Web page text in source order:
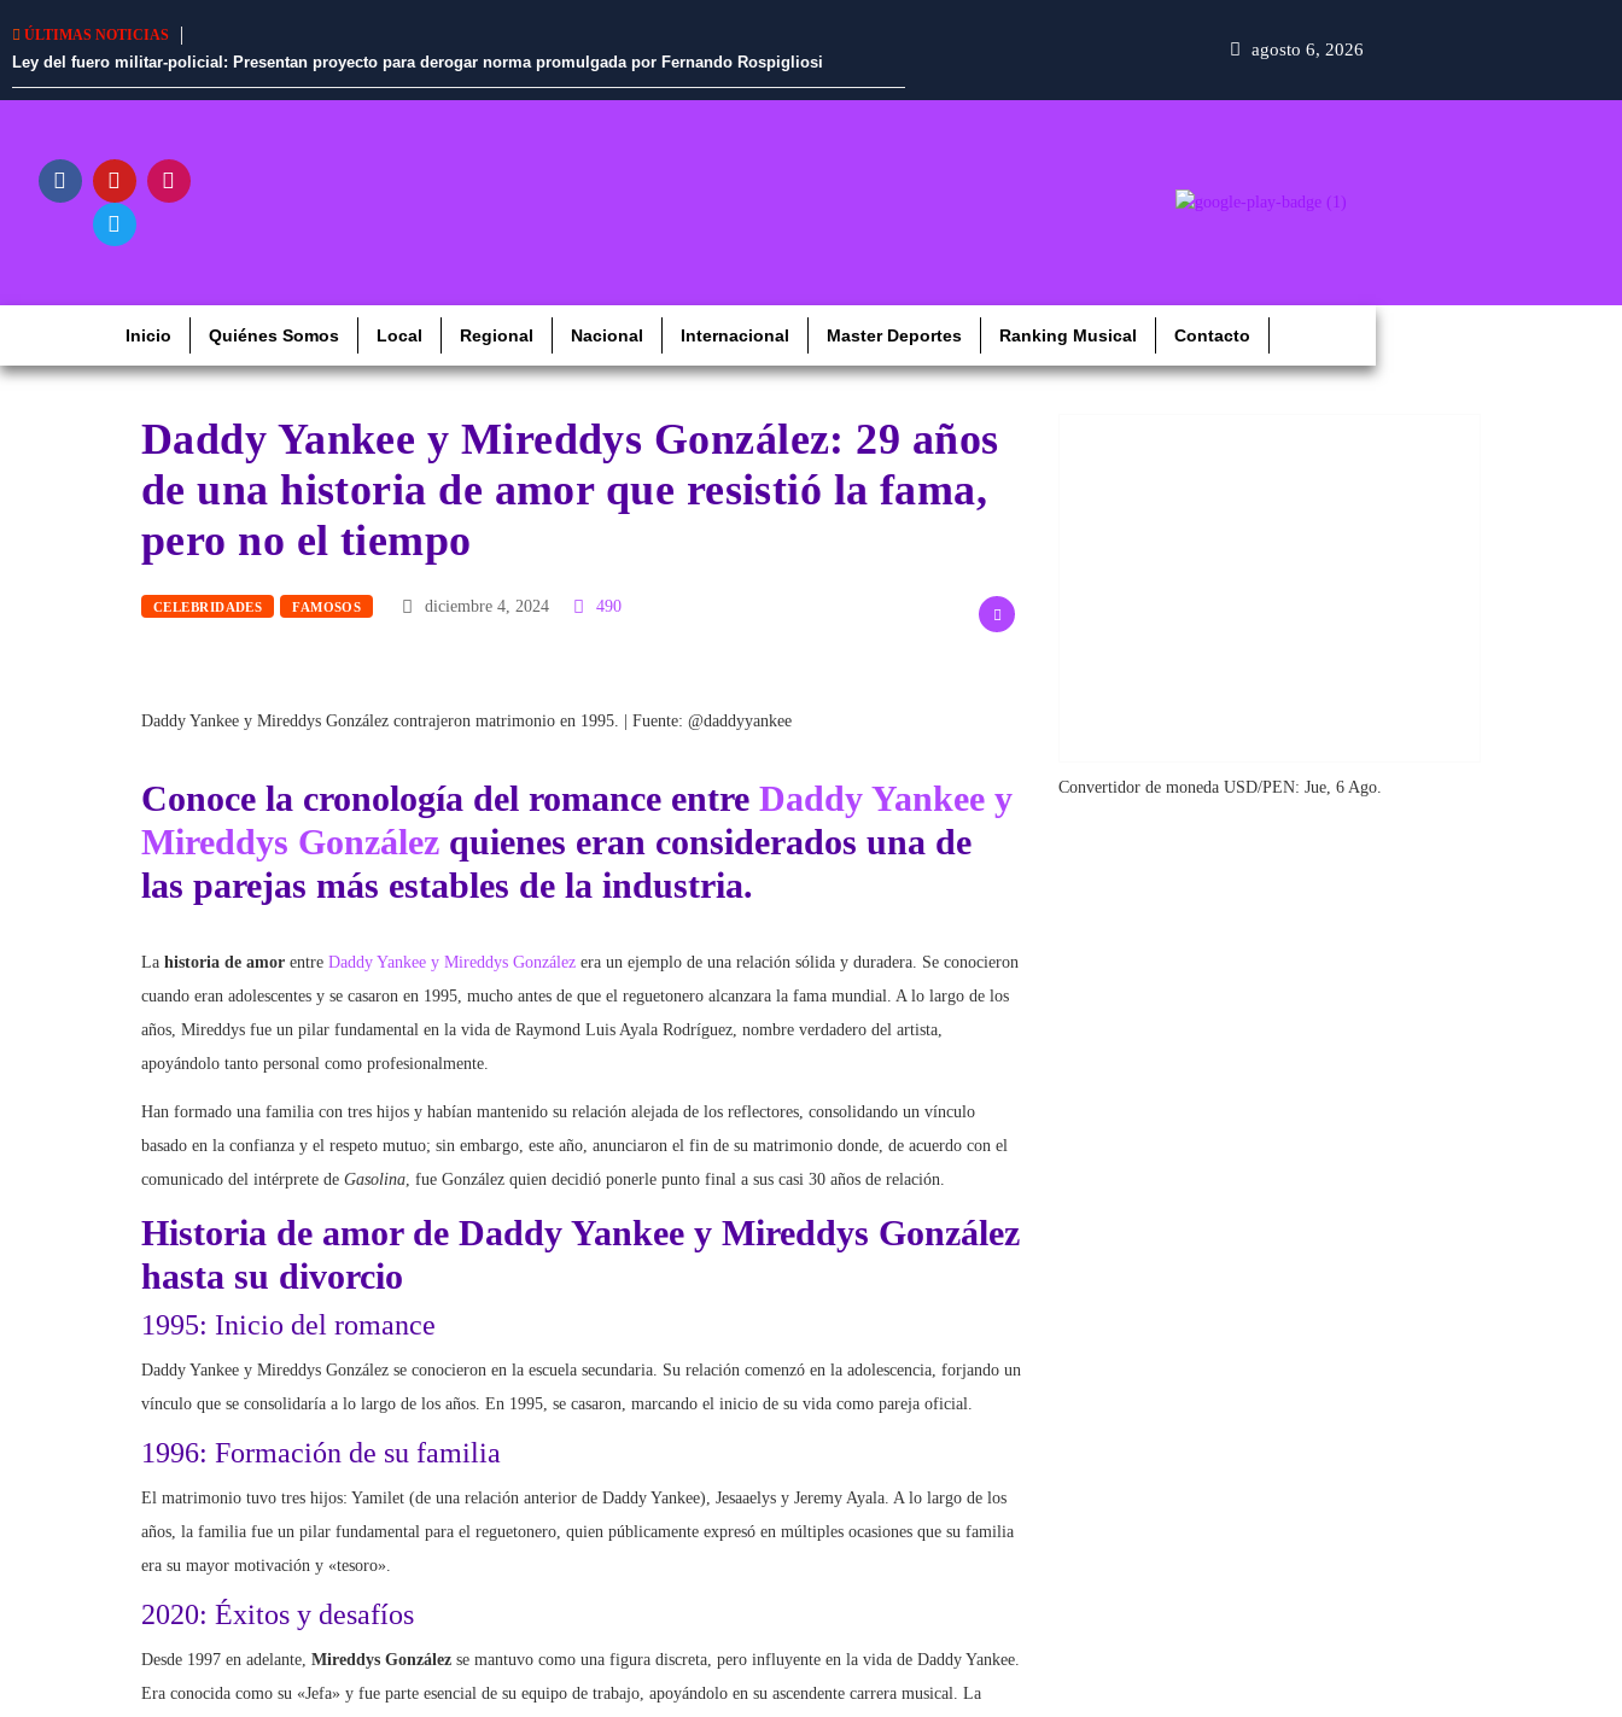
ÚLTIMAS NOTICIAS
Ley del fuero militar-policial: Presentan proyecto para derogar norma promulgada por Fernando Rospigliosi
agosto 6, 2026
Inicio Quiénes Somos Local Regional Nacional Internacional Master Deportes Ranking Musical Contacto
Daddy Yankee y Mireddys González: 29 años
de una historia de amor que resistió la fama,
pero no el tiempo
CELEBRIDADES FAMOSOS diciembre 4, 2024 490
Daddy Yankee y Mireddys González contrajeron matrimonio en 1995. | Fuente: @daddyyankee
Conoce la cronología del romance entre Daddy Yankee y
Mireddys González quienes eran considerados una de
las parejas más estables de la industria.
La historia de amor entre Daddy Yankee y Mireddys González era un ejemplo de una relación sólida y duradera. Se conocieron
cuando eran adolescentes y se casaron en 1995, mucho antes de que el reguetonero alcanzara la fama mundial. A lo largo de los
años, Mireddys fue un pilar fundamental en la vida de Raymond Luis Ayala Rodríguez, nombre verdadero del artista,
apoyándolo tanto personal como profesionalmente.
Han formado una familia con tres hijos y habían mantenido su relación alejada de los reflectores, consolidando un vínculo
basado en la confianza y el respeto mutuo; sin embargo, este año, anunciaron el fin de su matrimonio donde, de acuerdo con el
comunicado del intérprete de Gasolina, fue González quien decidió ponerle punto final a sus casi 30 años de relación.
Historia de amor de Daddy Yankee y Mireddys González
hasta su divorcio
1995: Inicio del romance
Daddy Yankee y Mireddys González se conocieron en la escuela secundaria. Su relación comenzó en la adolescencia, forjando un
vínculo que se consolidaría a lo largo de los años. En 1995, se casaron, marcando el inicio de su vida como pareja oficial.
1996: Formación de su familia
El matrimonio tuvo tres hijos: Yamilet (de una relación anterior de Daddy Yankee), Jesaaelys y Jeremy Ayala. A lo largo de los
años, la familia fue un pilar fundamental para el reguetonero, quien públicamente expresó en múltiples ocasiones que su familia
era su mayor motivación y «tesoro».
2020: Éxitos y desafíos
Desde 1997 en adelante, Mireddys González se mantuvo como una figura discreta, pero influyente en la vida de Daddy Yankee.
Era conocida como su «Jefa» y fue parte esencial de su equipo de trabajo, apoyándolo en su ascendente carrera musical. La
Convertidor de moneda USD/PEN: Jue, 6 Ago.